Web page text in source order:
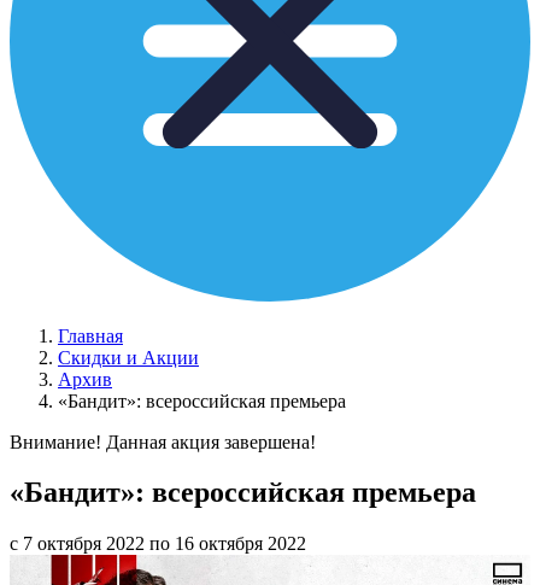
Главная
Скидки и Акции
Архив
«Бандит»: всероссийская премьера
Внимание! Данная акция завершена!
«Бандит»: всероссийская премьера
с 7 октября 2022 по 16 октября 2022